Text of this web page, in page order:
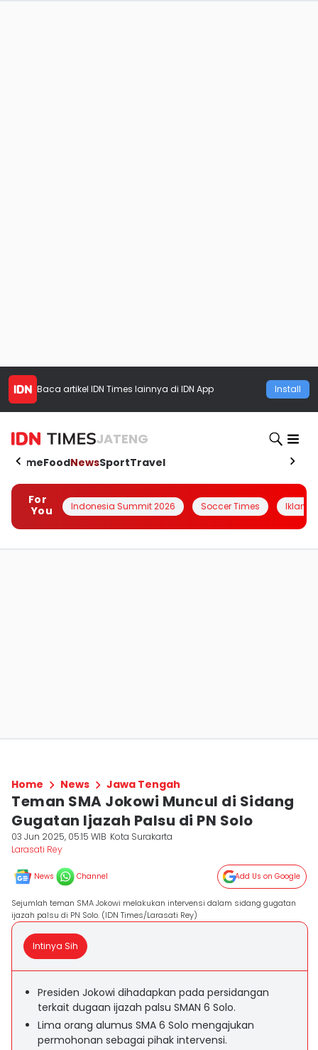
Baca artikel IDN Times lainnya di IDN App Install
JATENG
HomeFoodNewsSportTravel
For
You
Indonesia Summit 2026 Soccer Times Iklanin
Home News Jawa Tengah
Teman SMA Jokowi Muncul di Sidang
Gugatan Ijazah Palsu di PN Solo
03 Jun 2025, 05:15 WIB Kota Surakarta
Larasati Rey
News Channel Add Us on Google
Sejumlah teman SMA Jokowi melakukan intervensi dalam sidang gugatan
ijazah palsu di PN Solo. (IDN Times/Larasati Rey)
Intinya Sih
Presiden Jokowi dihadapkan pada persidangan
terkait dugaan ijazah palsu SMAN 6 Solo.
Lima orang alumus SMA 6 Solo mengajukan
permohonan sebagai pihak intervensi.